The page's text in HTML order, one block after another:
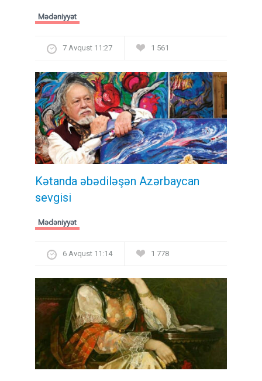
Mədəniyyət
7 Avqust 11:27 1 561
Kətanda əbədiləşən Azərbaycan
sevgisi
Mədəniyyət
6 Avqust 11:14 1 778